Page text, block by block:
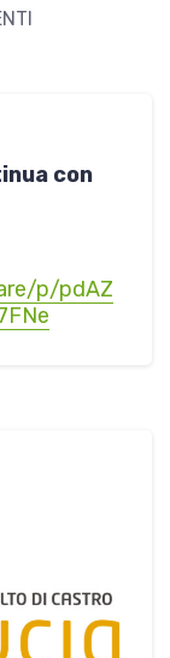
con
p/pdAZ